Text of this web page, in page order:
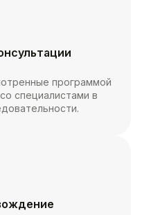
программой
специалистами в